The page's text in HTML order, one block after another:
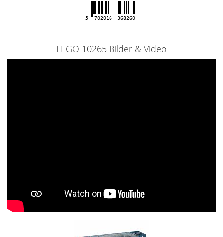
5 702016 368260
LEGO 10265 Bilder & Video